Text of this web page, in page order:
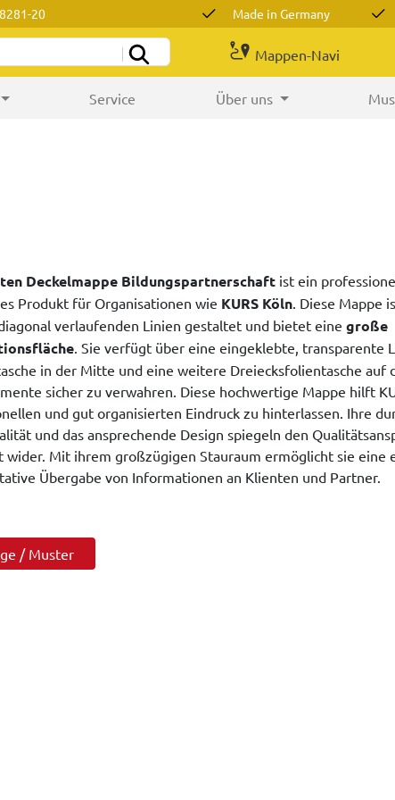
20 Made in Germany
Mappen-Navi
Service Über uns
Deckelmappe Bildungspartnerschaft ist ein
Produkt für Organisationen wie KURS Köln. Diese Mappe
verlaufenden Linien gestaltet und bietet eine große
. Sie verfügt über eine eingeklebte, transparente
in der Mitte und eine weitere Dreiecksfolientasche auf
sicher zu verwahren. Diese hochwertige Mappe hilft
und gut organisierten Eindruck zu hinterlassen. Ihre
und das ansprechende Design spiegeln den
wider. Mit ihrem großzügigen Stauraum ermöglicht sie eine
Übergabe von Informationen an Klienten und Partner.
/ Muster